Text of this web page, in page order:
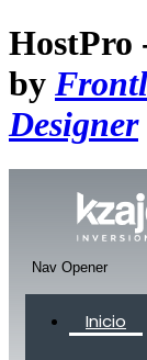
HostPro
by
Designer
Nav Opener
Inicio